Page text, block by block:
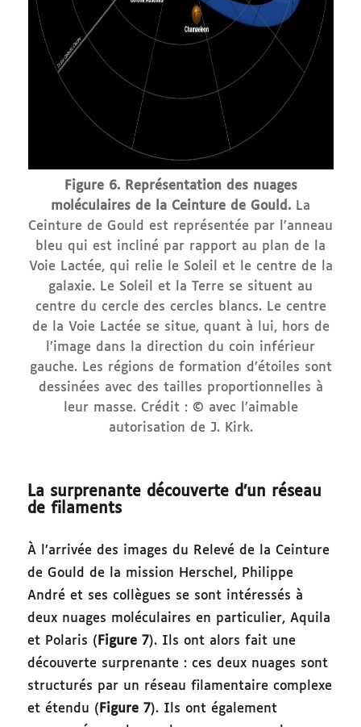
Figure 6. Représentation des nuages
moléculaires de la Ceinture de Gould. La
Ceinture de Gould est représentée par l’anneau
bleu qui est incliné par rapport au plan de la
Voie Lactée, qui relie le Soleil et le centre de la
galaxie. Le Soleil et la Terre se situent au
centre du cercle des cercles blancs. Le centre
de la Voie Lactée se situe, quant à lui, hors de
l’image dans la direction du coin inférieur
gauche. Les régions de formation d’étoiles sont
dessinées avec des tailles proportionnelles à
leur masse. Crédit : © avec l’aimable
autorisation de J. Kirk.
La surprenante découverte d’un réseau
de filaments
À l’arrivée des images du Relevé de la Ceinture
de Gould de la mission Herschel, Philippe
André et ses collègues se sont intéressés à
deux nuages moléculaires en particulier, Aquila
et Polaris ( Figure 7). Ils ont alors fait une
découverte surprenante : ces deux nuages sont
structurés par un réseau filamentaire complexe
et étendu ( Figure 7). Ils ont également